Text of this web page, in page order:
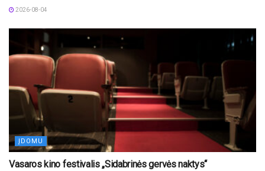
2026-08-04
ĮDOMU
Vasaros kino festivalis „Sidabrinės gervės naktys“